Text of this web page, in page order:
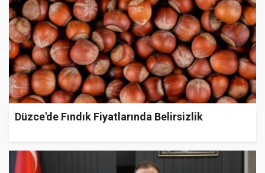
Düzce'de Fındık Fiyatlarında Belirsizlik